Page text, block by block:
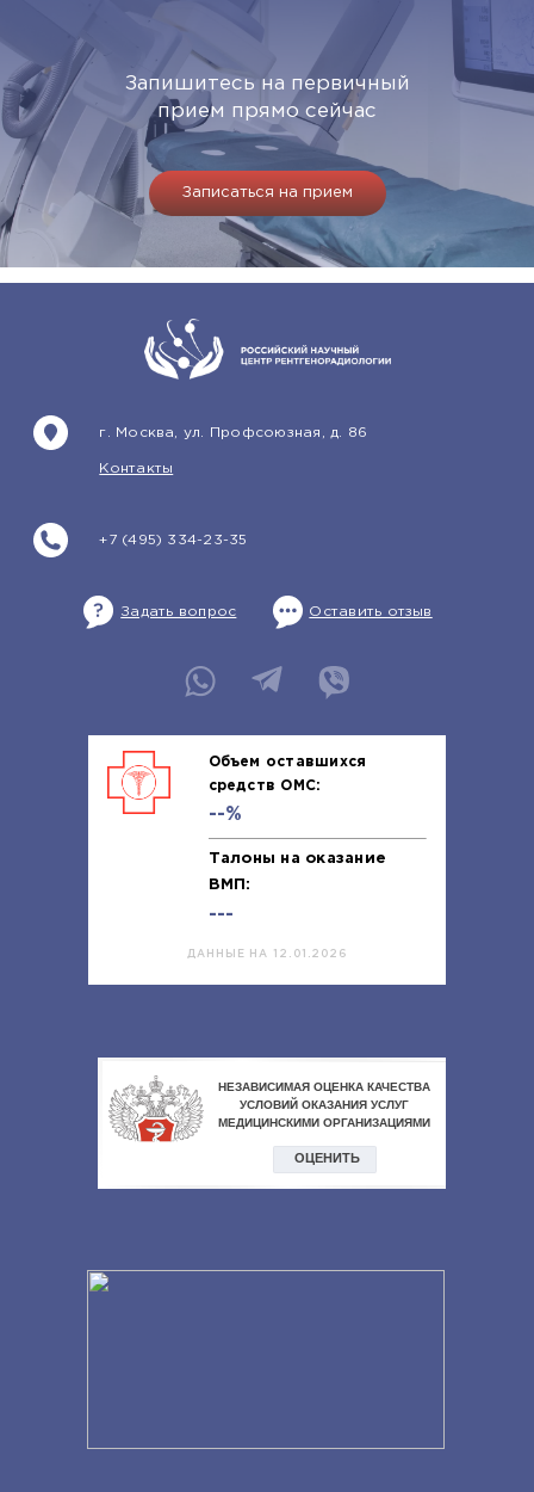
Запишитесь на первичный
прием прямо сейчас
Записаться на прием
+7 (495) 334-23-35
г. Москва, ул. Профсоюзная, д. 86
Контакты
Задать вопрос Оставить отзыв
Объем оставшихся
средств ОМС:
--%
Талоны на оказание
ВМП:
---
ДАННЫЕ НА 12.01.2026